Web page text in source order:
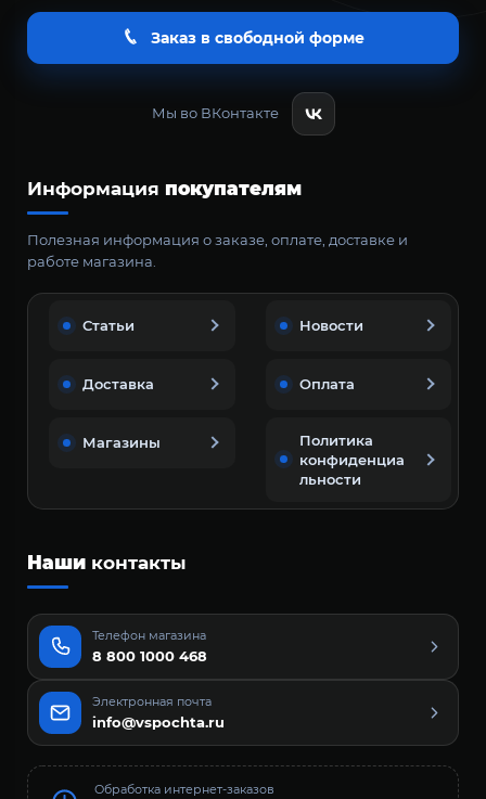
Заказ в свободной форме
Мы во ВКонтакте
Информация покупателям
Полезная информация о заказе, оплате, доставке и
работе магазина.
Статьи Новости
Доставка Оплата
Магазины
Политика
конфиденциа
льности
Наши контакты
Телефон магазина
8 800 1000 468
Электронная почта
info@vspochta.ru
Обработка интернет-заказов